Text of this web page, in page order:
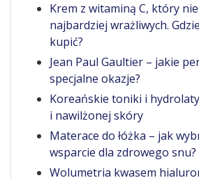
Krem z witaminą C, który
najbardziej wrażliwych.
kupić?
Jean Paul Gaultier – jakie
specjalne okazje?
Koreańskie toniki i
i nawilżonej skóry
Materace do łóżka – jak
wsparcie dla zdrowego snu?
Wolumetria kwasem